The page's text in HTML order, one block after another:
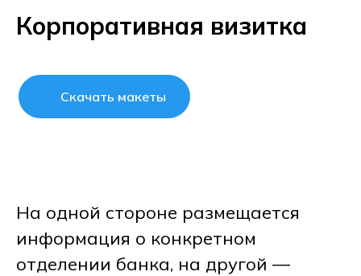
Корпоративная визитка
Скачать макеты
На одной стороне размещается
информация о конкретном
отделении банка, на другой —